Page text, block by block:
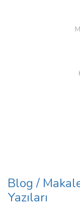
Blog /
Yazıları